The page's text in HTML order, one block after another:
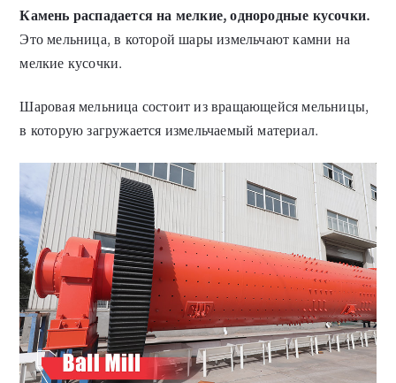
Камень распадается на мелкие, однородные кусочки.
Это мельница, в которой шары измельчают камни на
мелкие кусочки.
Шаровая мельница состоит из вращающейся мельницы,
в которую загружается измельчаемый материал.